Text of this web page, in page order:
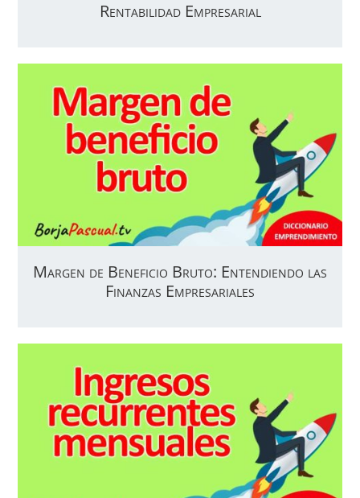
Rentabilidad Empresarial
Margen de Beneficio Bruto: Entendiendo las
Finanzas Empresariales